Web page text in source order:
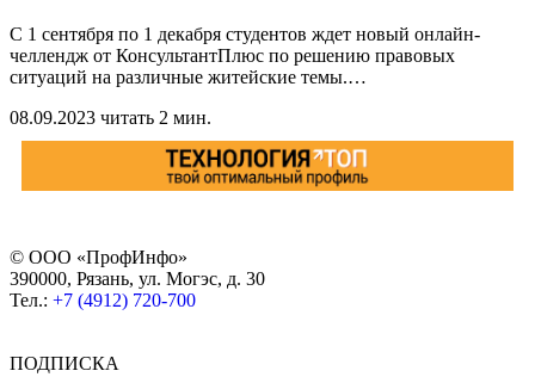
С 1 сентября по 1 декабря студентов ждет новый онлайн-
челлендж от КонсультантПлюс по решению правовых
ситуаций на различные житейские темы.…
08.09.2023 читать 2 мин.
© ООО «ПрофИнфо»
390000, Рязань, ул. Могэс, д. 30
Тел.: +7 (4912) 720-700
ПОДПИСКА